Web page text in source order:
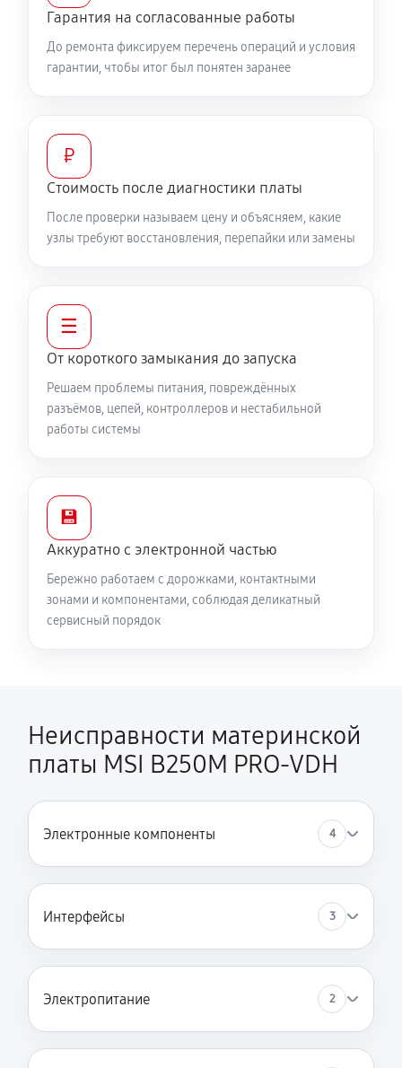
Гарантия на согласованные работы
До ремонта фиксируем перечень операций и условия
гарантии, чтобы итог был понятен заранее
₽
Стоимость после диагностики платы
После проверки называем цену и объясняем, какие
узлы требуют восстановления, перепайки или замены
☰
От короткого замыкания до запуска
Решаем проблемы питания, повреждённых
разъёмов, цепей, контроллеров и нестабильной
работы системы
💾
Аккуратно с электронной частью
Бережно работаем с дорожками, контактными
зонами и компонентами, соблюдая деликатный
сервисный порядок
Неисправности материнской
платы MSI B250M PRO-VDH
Электронные компоненты 4
Интерфейсы 3
Электропитание 2